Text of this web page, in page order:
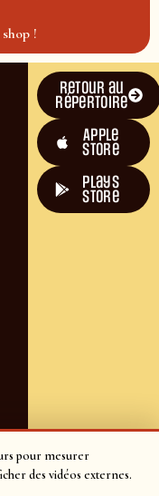
pour mesurer
des vidéos externes.
!
Retour au
répertoire
Apple
Store
plays
store